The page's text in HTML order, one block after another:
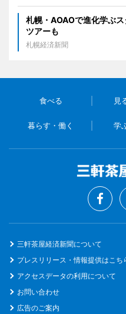
札幌・AOAOで進化学ぶ
ツアーも
札幌経済新聞
食べる 見
暮らす・働く 学
三軒茶屋経済新聞について
プレスリリース・情報提供はこち
アクセスデータの利用について
お問い合わせ
広告のご案内